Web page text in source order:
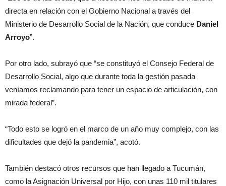
directa en relación con el Gobierno Nacional a través del
Ministerio de Desarrollo Social de la Nación, que conduce Daniel
Arroyo”.
Por otro lado, subrayó que “se constituyó el Consejo Federal de
Desarrollo Social, algo que durante toda la gestión pasada
veníamos reclamando para tener un espacio de articulación, con
mirada federal”.
“Todo esto se logró en el marco de un año muy complejo, con las
dificultades que dejó la pandemia”, acotó.
También destacó otros recursos que han llegado a Tucumán,
como la Asignación Universal por Hijo, con unas 110 mil titulares